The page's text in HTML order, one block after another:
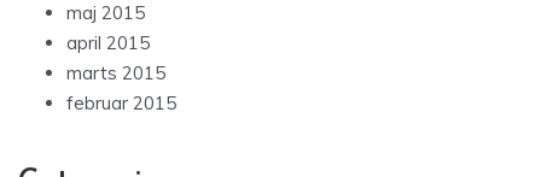
maj 2015
april 2015
marts 2015
februar 2015